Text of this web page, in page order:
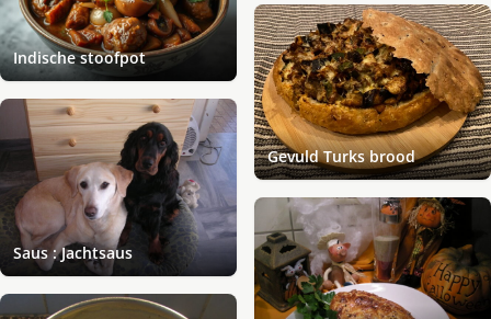
Indische stoofpot
Gevuld Turks brood
Saus : Jachtsaus